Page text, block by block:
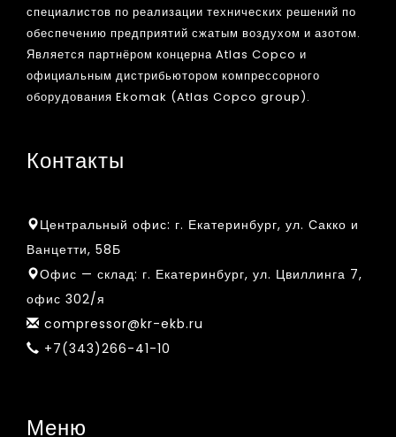
специалистов по реализации технических решений по
обеспечению предприятий сжатым воздухом и азотом.
Является партнёром концерна Atlas Copco и
официальным дистрибьютором компрессорного
оборудования Ekomak (Atlas Copco group).
Контакты
Центральный офис: г. Екатеринбург, ул. Сакко и
Ванцетти, 58Б
Офис — склад: г. Екатеринбург, ул. Цвиллинга 7,
офис 302/я
compressor@kr-ekb.ru
+7(343)266-41-10
Меню